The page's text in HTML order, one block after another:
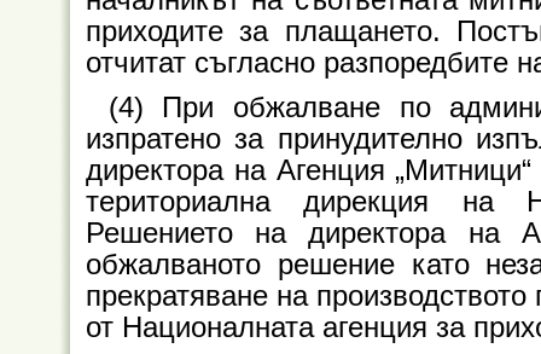
приходите за плащането.
отчитат съгласно разпоредбите
(4) При обжалване по
изпратено за принудително
директора на Агенция
териториална дирекция на
Решението на директора на
обжалваното решение като
прекратяване на
от Националната агенция за